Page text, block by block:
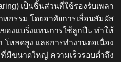
เป็นชิ้นส่วนที่ใช้รองรับเพลา
หกรรม โดยอาศัยการเลื่อนสัมผัส
องแบริ่งแทนการใช้ลูกปืน ทำให้
โหลดสูง และการทำงานต่อเนื่อง
ที่มีขนาดใหญ่ ความเร็วรอบต่ำถึง